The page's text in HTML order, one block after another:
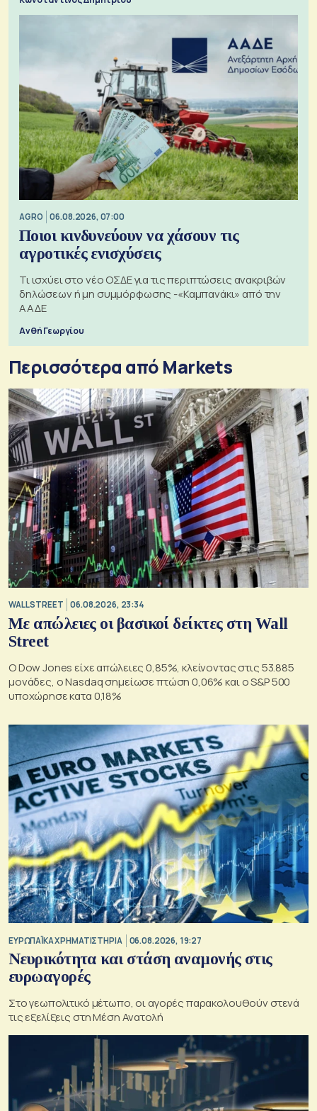
AGRO 06.08.2026, 07:00
Ποιοι κινδυνεύουν να χάσουν τις
αγροτικές ενισχύσεις
Τι ισχύει στο νέο ΟΣΔΕ για τις περιπτώσεις ανακριβών
δηλώσεων ή μη συμμόρφωσης -«Καμπανάκι» από την
ΑΑΔΕ
Ανθή Γεωργίου
Περισσότερα από Markets
WALL STREET 06.08.2026, 23:34
Με απώλειες οι βασικοί δείκτες στη Wall
Street
Ο Dow Jones είχε απώλειες 0,85%, κλείνοντας στις 53.885
μονάδες, ο Nasdaq σημείωσε πτώση 0,06% και ο S&P 500
υποχώρησε κατα 0,18%
ΕΥΡΩΠΑΪΚΑ ΧΡΗΜΑΤΙΣΤΗΡΙΑ 06.08.2026, 19:27
Νευρικότητα και στάση αναμονής στις
ευρωαγορές
Στο γεωπολιτικό μέτωπο, οι αγορές παρακολουθούν στενά
τις εξελίξεις στη Μέση Ανατολή